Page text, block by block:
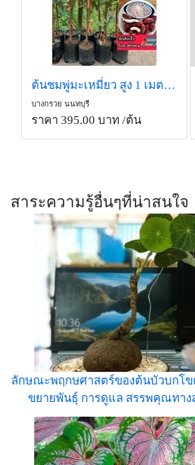
ต้นชมพู่มะเหมี่ยว สูง 1 เมตร++
บางกรวย นนทบุรี
ราคา 395.00 บาท /ต้น
สาระความรู้อื่นๆที่น่าสนใจ
ลักษณะพฤกษศาสตร์ของต้นบัวบกโข
ขยายพันธุ์ การดูแล สรรพคุณทาง